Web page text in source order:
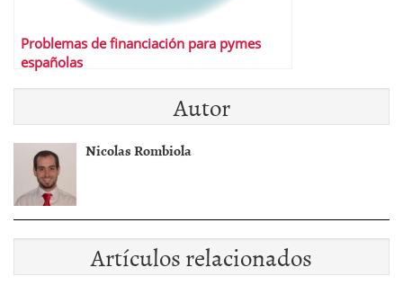
Problemas de financiación para pymes
españolas
Autor
Nicolas Rombiola
Artículos relacionados